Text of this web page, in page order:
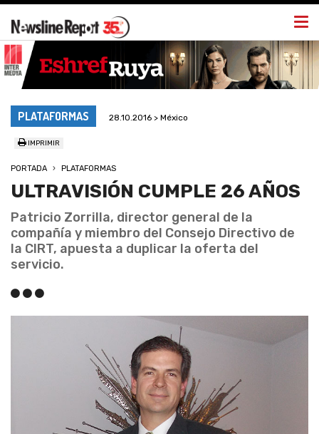
PLATAFORMAS 28.10.2016 > México
IMPRIMIR
PORTADA PLATAFORMAS
ULTRAVISIÓN CUMPLE 26 AÑOS
Patricio Zorrilla, director general de la
compañía y miembro del Consejo Directivo de
la CIRT, apuesta a duplicar la oferta del
servicio.